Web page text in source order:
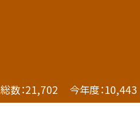
総数：21,702 今年度：10,443